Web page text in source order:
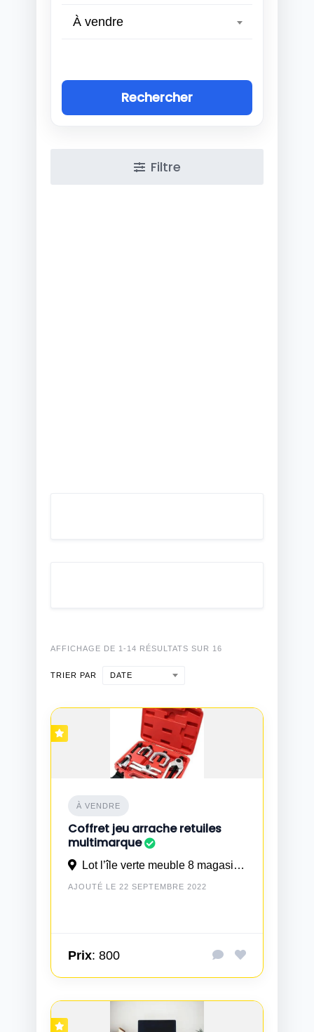
À vendre
Rechercher
Filtre
AFFICHAGE DE 1-14 RÉSULTATS SUR 16
TRIER PAR DATE
À VENDRE
Coffret jeu arrache retuiles
multimarque
Lot l’île verte meuble 8 magasin 5 TIT MELLIL wilaya CASABLANCA
AJOUTÉ LE 22 SEPTEMBRE 2022
Prix: 800